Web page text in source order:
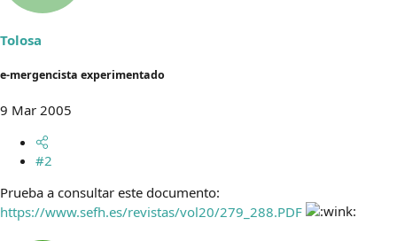
Tolosa
e-mergencista experimentado
9 Mar 2005
#2
Prueba a consultar este documento:
https://www.sefh.es/revistas/vol20/279_288.PDF